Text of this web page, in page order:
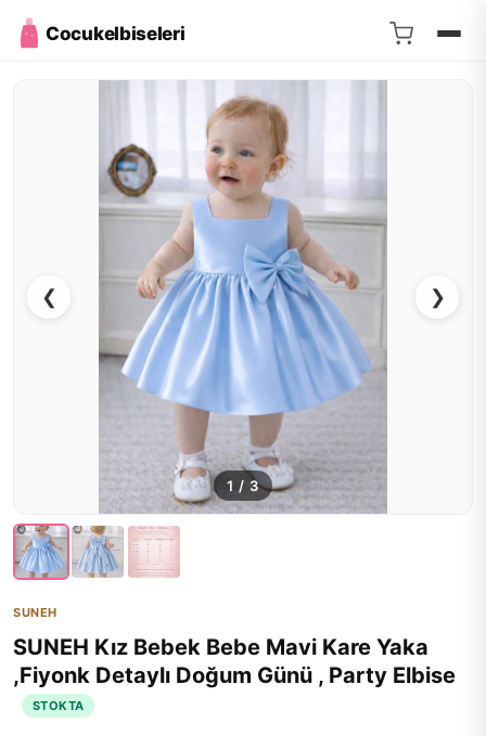
Cocukelbiseleri
❮ ❯
1 / 3
SUNEH
SUNEH Kız Bebek Bebe Mavi Kare Yaka
,Fiyonk Detaylı Doğum Günü , Party Elbise
STOKTA